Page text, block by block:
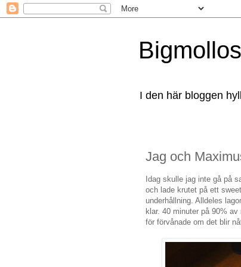
I den här bloggen
Jag och
Idag skulle jag inte gå på
och lade krutet på ett
underhållning. Alldeles
klar. 40 minuter på 90%
för förvånade om det blir